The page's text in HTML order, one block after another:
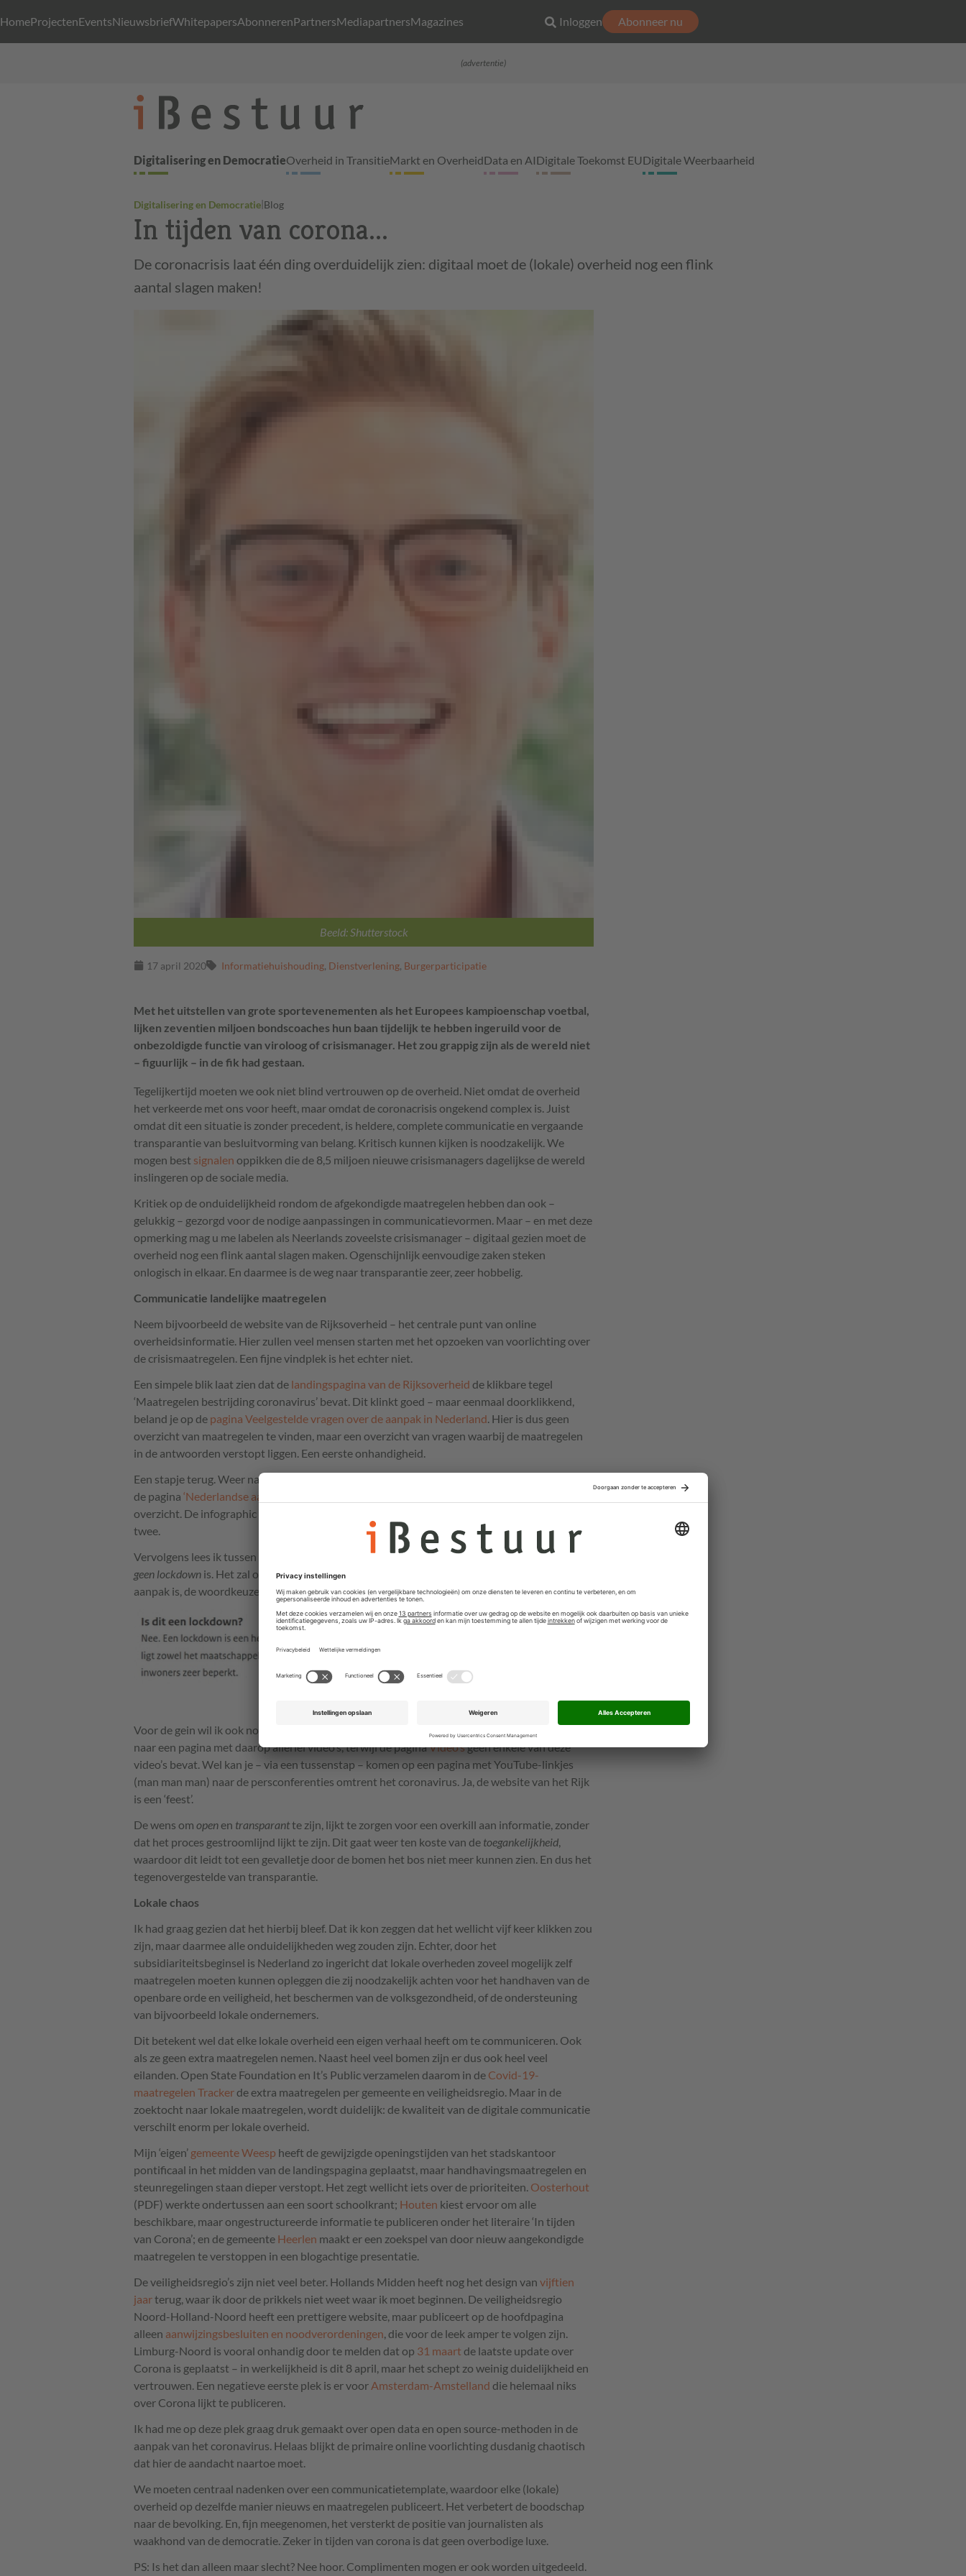
HomeProjectenEventsNieuwsbriefWhitepapersAbonnerenPartnersMediapartnersMagazines Inloggen Abonneer nu
(advertentie)
Digitalisering en DemocratieOverheid in TransitieMarkt en OverheidData en AIDigitale Toekomst EUDigitale Weerbaarheid
Digitalisering en Democratie|Blog
In tijden van corona...
De coronacrisis laat één ding overduidelijk zien: digitaal moet de (lokale) overheid nog een flink
aantal slagen maken!
Beeld: Shutterstock
17 april 2020 Informatiehuishouding, Dienstverlening, Burgerparticipatie
Met het uitstellen van grote sportevenementen als het Europees kampioenschap voetbal,
lijken zeventien miljoen bondscoaches hun baan tijdelijk te hebben ingeruild voor de
onbezoldigde functie van viroloog of crisismanager. Het zou grappig zijn als de wereld niet
– figuurlijk – in de fik had gestaan.
Tegelijkertijd moeten we ook niet blind vertrouwen op de overheid. Niet omdat de overheid
het verkeerde met ons voor heeft, maar omdat de coronacrisis ongekend complex is. Juist
omdat dit een situatie is zonder precedent, is heldere, complete communicatie en vergaande
transparantie van besluitvorming van belang. Kritisch kunnen kijken is noodzakelijk. We
mogen best signalen oppikken die de 8,5 miljoen nieuwe crisismanagers dagelijkse de wereld
inslingeren op de sociale media.
Kritiek op de onduidelijkheid rondom de afgekondigde maatregelen hebben dan ook –
gelukkig – gezorgd voor de nodige aanpassingen in communicatievormen. Maar – en met deze
opmerking mag u me labelen als Neerlands zoveelste crisismanager – digitaal gezien moet de
overheid nog een flink aantal slagen maken. Ogenschijnlijk eenvoudige zaken steken
onlogisch in elkaar. En daarmee is de weg naar transparantie zeer, zeer hobbelig.
Communicatie landelijke maatregelen
Neem bijvoorbeeld de website van de Rijksoverheid – het centrale punt van online
overheidsinformatie. Hier zullen veel mensen starten met het opzoeken van voorlichting over
de crisismaatregelen. Een fijne vindplek is het echter niet.
Een simpele blik laat zien dat de landingspagina van de Rijksoverheid de klikbare tegel
‘Maatregelen bestrijding coronavirus’ bevat. Dit klinkt goed – maar eenmaal doorklikkend,
beland je op de pagina Veelgestelde vragen over de aanpak in Nederland. Hier is dus geen
overzicht van maatregelen te vinden, maar een overzicht van vragen waarbij de maatregelen
in de antwoorden verstopt liggen. Een eerste onhandigheid.
Een stapje terug. Weer naar de landingspagina. Via de tegel
de pagina ‘Nederlandse aanpak van het coronavirus en veelgestelde vragen’
overzicht. De infographic die het Rijk heeft gepubliceerd, staat er alleen niet op. Onhandigheid
twee.
Vervolgens lees ik tussen de antwoord op de veelgestelde vragen dat de Nederlandse aanpak
geen lockdown is. Het zal ongetwijfeld feitelijk juist zijn, maar zo intelligent als de lockdown cq.
aanpak is, de woordkeuze erover dus niet. De is geen onhandigheid drie – dit is ondoordacht.
Voor de gein wil ik ook nog wijzen op het feit dat de link
naar een pagina met daarop allerlei video’s, terwijl de paginaVideo’sgeen enkele van deze
video’s bevat. Wel kan je – via een tussenstap – komen op een pagina met YouTube-linkjes
(man man man) naar de persconferenties omtrent het coronavirus. Ja, de website van het Rijk
is een ‘feest’.
De wens om open en transparantte zijn, lijkt te zorgen voor een overkill aan informatie, zonder
dat het proces gestroomlijnd lijkt te zijn. Dit gaat weer ten koste van de toegankelijkheid,
waardoor dit leidt tot een gevalletje door de bomen het bos niet meer kunnen zien. En dus het
tegenovergestelde van transparantie.
Lokale chaos
Ik had graag gezien dat het hierbij bleef. Dat ik kon zeggen dat het wellicht vijf keer klikken zou
zijn, maar daarmee alle onduidelijkheden weg zouden zijn. Echter, door het
subsidiariteitsbeginsel is Nederland zo ingericht dat lokale overheden zoveel mogelijk zelf
maatregelen moeten kunnen opleggen die zij noodzakelijk achten voor het handhaven van de
openbare orde en veiligheid, het beschermen van de volksgezondheid, of de ondersteuning
van bijvoorbeeld lokale ondernemers.
Dit betekent wel dat elke lokale overheid een eigen verhaal heeft om te communiceren. Ook
als ze geen extra maatregelen nemen. Naast heel veel bomen zijn er dus ook heel veel
eilanden. Open State Foundation en It’s Public verzamelen daarom in de Covid-19-
maatregelen Tracker de extra maatregelen per gemeente en veiligheidsregio. Maar in de
zoektocht naar lokale maatregelen, wordt duidelijk: de kwaliteit van de digitale communicatie
verschilt enorm per lokale overheid.
Mijn ‘eigen’ gemeente Weesp heeft de gewijzigde openingstijden van het stadskantoor
pontificaal in het midden van de landingspagina geplaatst, maar handhavingsmaatregelen en
steunregelingen staan dieper verstopt. Het zegt wellicht iets over de prioriteiten. Oosterhout
(PDF) werkte ondertussen aan een soort schoolkrant; Houten kiest ervoor om alle
beschikbare, maar ongestructureerde informatie te publiceren onder het literaire ‘In tijden
van Corona’; en de gemeente Heerlen maakt er een zoekspel van door nieuw aangekondigde
maatregelen te verstoppen in een blogachtige presentatie.
De veiligheidsregio’s zijn niet veel beter. Hollands Midden heeft nog het design van vijftien
jaarterug, waar ik door de prikkels niet weet waar ik moet beginnen. De veiligheidsregio
Noord-Holland-Noord heeft een prettigere website, maar publiceert op de hoofdpagina
alleen aanwijzingsbesluiten en noodverordeningen, die voor de leek amper te volgen zijn.
Limburg-Noord is vooral onhandig door te melden dat op 31 maart de laatste update over
Corona is geplaatst – in werkelijkheid is dit 8 april, maar het schept zo weinig duidelijkheid en
vertrouwen. Een negatieve eerste plek is er voor Amsterdam-Amstelland die helemaal niks
over Corona lijkt te publiceren.
Ik had me op deze plek graag druk gemaakt over open data en open source-methoden in de
aanpak van het coronavirus. Helaas blijkt de primaire online voorlichting dusdanig chaotisch
dat hier de aandacht naartoe moet.
We moeten centraal nadenken over een communicatietemplate, waardoor elke (lokale)
overheid op dezelfde manier nieuws en maatregelen publiceert. Het verbetert de boodschap
naar de bevolking. En, fijn meegenomen, het versterkt de positie van journalisten als
waakhond van de democratie. Zeker in tijden van corona is dat geen overbodige luxe.
PS: Is het dan alleen maar slecht? Nee hoor. Complimenten mogen er ook worden uitgedeeld.